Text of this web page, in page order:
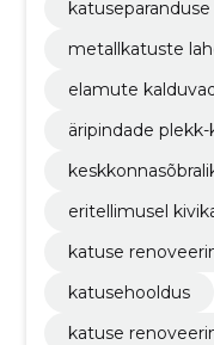
metallkatuste
elamute
äripindade
eritellimusel
katuse
katusehooldus
katuse